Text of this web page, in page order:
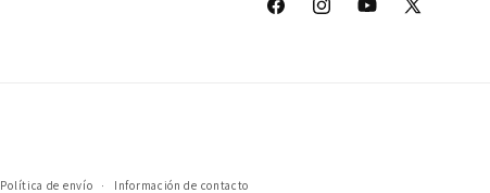
FacebookInstagramYouTube
X
Política de envío Información de contacto